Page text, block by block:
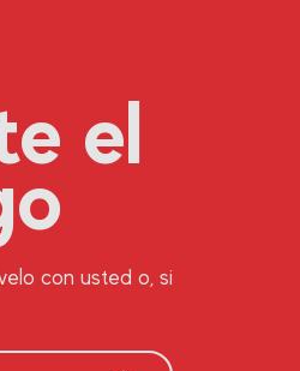
el
con usted o, si